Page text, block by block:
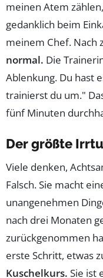
meinen Atem
gedanklich beim
meinem Chef. Nach
normal. Die
Ablenkung. Du hast
trainierst du um."
fünf Minuten
Der größte
Viele denken,
Falsch. Sie macht
unangenehmen
nach drei Monaten
zurückgenommen
erste Schritt, etwas
Kuschelkurs. Sie ist